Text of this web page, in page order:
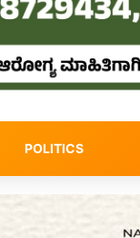
POLITICS